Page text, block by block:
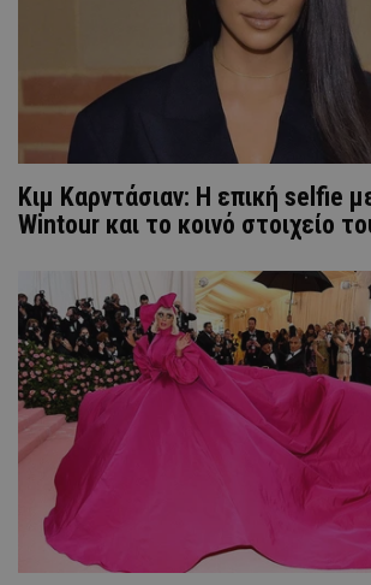
Κιμ Καρντάσιαν: Η επική selfie
Wintour και το κοινό στοιχείο